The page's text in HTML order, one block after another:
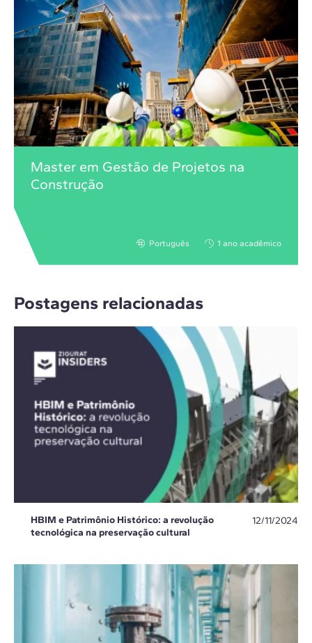
Master em Gestão de Projetos na
Construção
Português 1 ano acadêmico
Postagens relacionadas
HBIM e Patrimônio Histórico: a revolução
tecnológica na preservação cultural
12/11/2024